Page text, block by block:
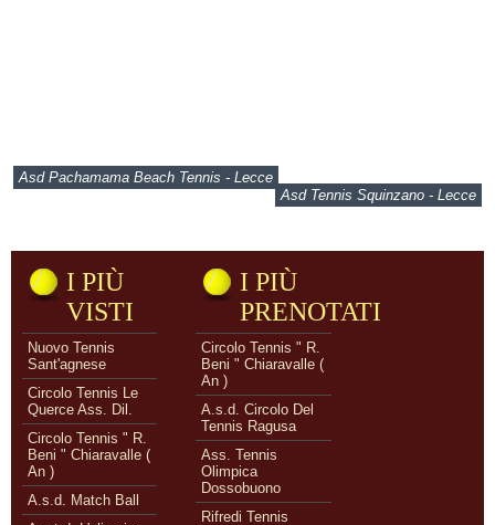
Asd Pachamama Beach Tennis - Lecce
Asd Tennis Squinzano - Lecce
I PIÙ
VISTI
Nuovo Tennis
Sant'agnese
Circolo Tennis Le
Querce Ass. Dil.
Circolo Tennis " R.
Beni " Chiaravalle (
An )
A.s.d. Match Ball
I PIÙ
PRENOTATI
Circolo Tennis " R.
Beni " Chiaravalle (
An )
A.s.d. Circolo Del
Tennis Ragusa
Ass. Tennis
Olimpica
Dossobuono
Rifredi Tennis